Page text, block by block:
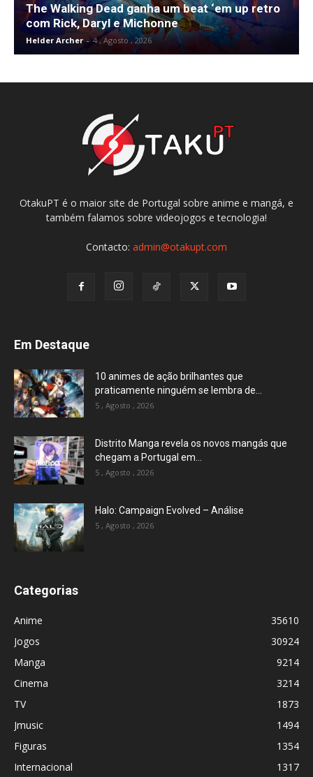
The Walking Dead ganha um beat ‘em up retro
com Rick, Daryl e Michonne
Helder Archer - 4 , Agosto , 2026
OtakuPT é o maior site de Portugal sobre anime e mangá, e
também falamos sobre videojogos e tecnologia!
Contacto: admin@otakupt.com
Em Destaque
10 animes de ação brilhantes que
praticamente ninguém se lembra de...
5 , Agosto , 2026
Distrito Manga revela os novos mangás que
chegam a Portugal em...
5 , Agosto , 2026
Halo: Campaign Evolved – Análise
5 , Agosto , 2026
Categorias
Anime
35610
Jogos
30924
Manga
9214
Cinema
3214
TV
1873
Jmusic
1494
Figuras
1354
Internacional
1317